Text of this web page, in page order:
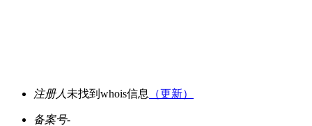
注册人 未找到whois信息 （更新）
备案号-